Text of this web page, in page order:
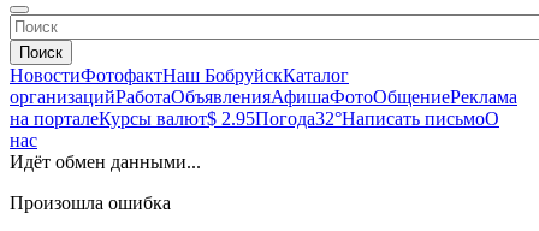
Поиск
НовостиФотофактНаш БобруйскКаталог
организацийРаботаОбъявленияАфишаФотоОбщениеРеклама
на порталеКурсы валют$ 2.95Погода32°Написать письмоО
нас
Идёт обмен данными...
Произошла ошибка